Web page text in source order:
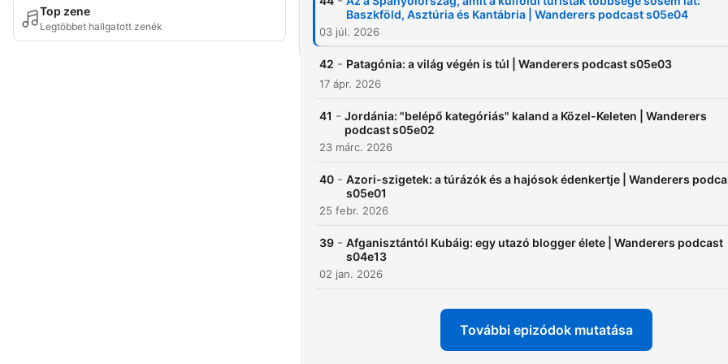
Top zene
Legtöbbet hallgatott zenék
Baszkföld, Asztúria és Kantábria | Wanderers podcast s05e04
03 júl. 2026
42 - Patagónia: a világ végén is túl | Wanderers podcast s05e03
17 ápr. 2026
41 - Jordánia: "belépő kategóriás" kaland a Közel-Keleten | Wanderers
podcast s05e02
23 márc. 2026
40 - Azori-szigetek: a túrázók és a hajósok édenkertje | Wanderers
s05e01
25 febr. 2026
39 - Afganisztántól Kubáig: egy utazó blogger élete | Wanderers podcast
s04e13
02 jan. 2026
További epizódok mutatása